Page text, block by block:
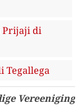
Prijaji di
Tegallega
Vereeniging